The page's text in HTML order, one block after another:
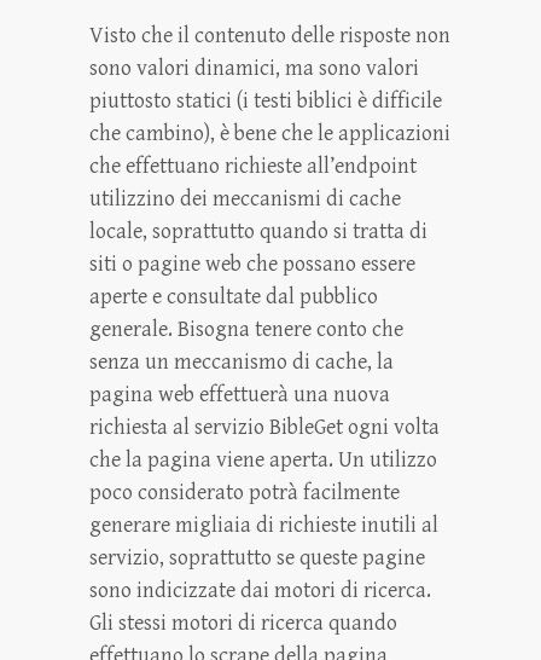
Visto che il contenuto delle risposte non
sono valori dinamici, ma sono valori
piuttosto statici (i testi biblici è difficile
che cambino), è bene che le applicazioni
che effettuano richieste all’endpoint
utilizzino dei meccanismi di cache
locale, soprattutto quando si tratta di
siti o pagine web che possano essere
aperte e consultate dal pubblico
generale. Bisogna tenere conto che
senza un meccanismo di cache, la
pagina web effettuerà una nuova
richiesta al servizio BibleGet ogni volta
che la pagina viene aperta. Un utilizzo
poco considerato potrà facilmente
generare migliaia di richieste inutili al
servizio, soprattutto se queste pagine
sono indicizzate dai motori di ricerca.
Gli stessi motori di ricerca quando